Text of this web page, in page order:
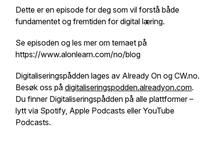
Dette er en episode for deg som vil forstå både
fundamentet og fremtiden for digital læring.
Se episoden og les mer om temaet på
https://www.alonlearn.com/no/blog
Digitaliseringspådden lages av Already On og CW.no.
Besøk oss på digitaliseringspodden.alreadyon.com.
Du finner Digitaliseringspådden på alle plattformer –
lytt via Spotify, Apple Podcasts eller YouTube
Podcasts.